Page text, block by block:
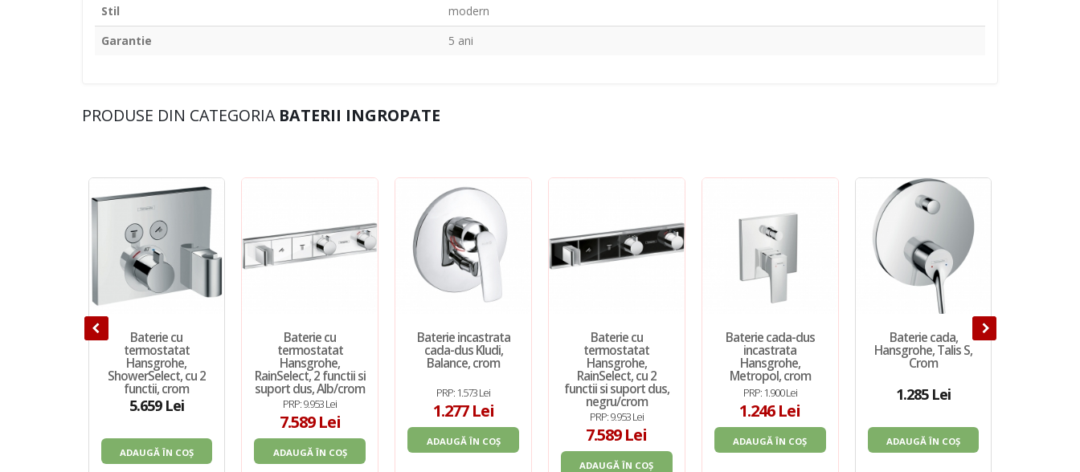
Stil
modern
Garantie
5 ani
PRODUSE DIN CATEGORIA BATERII INGROPATE
Baterie cu
termostatat
Hansgrohe,
ShowerSelect, cu 2
functii, crom
5.659 Lei
ADAUGĂ ÎN COȘ
Baterie cu
termostatat
Hansgrohe,
RainSelect, 2 functii si
suport dus, Alb/crom
PRP: 9.953 Lei
7.589 Lei
ADAUGĂ ÎN COȘ
Baterie incastrata
cada-dus Kludi,
Balance, crom
PRP: 1.573 Lei
1.277 Lei
ADAUGĂ ÎN COȘ
Baterie cu
termostatat
Hansgrohe,
RainSelect, cu 2
functii si suport dus,
negru/crom
PRP: 9.953 Lei
7.589 Lei
ADAUGĂ ÎN COȘ
Baterie cada-dus
incastrata
Hansgrohe,
Metropol, crom
PRP: 1.900 Lei
1.246 Lei
ADAUGĂ ÎN COȘ
Baterie cada,
Hansgrohe, Talis S,
Crom
1.285 Lei
ADAUGĂ ÎN COȘ